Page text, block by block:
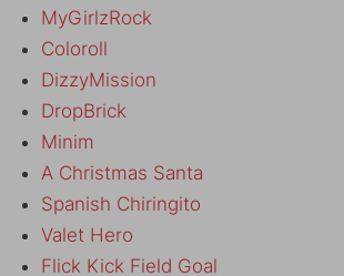
MyGirlzRock
Coloroll
DizzyMission
DropBrick
Minim
A Christmas Santa
Spanish Chiringito
Valet Hero
Flick Kick Field Goal